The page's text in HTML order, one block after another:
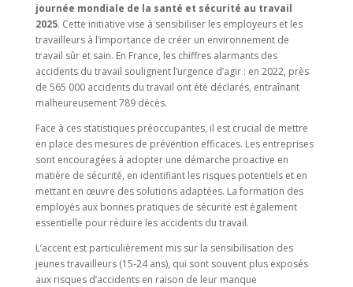
journée mondiale de la santé et sécurité au travail
2025. Cette initiative vise à sensibiliser les employeurs et les
travailleurs à l’importance de créer un environnement de
travail sûr et sain. En France, les chiffres alarmants des
accidents du travail soulignent l’urgence d’agir : en 2022, près
de 565 000 accidents du travail ont été déclarés, entraînant
malheureusement 789 décès.
Face à ces statistiques préoccupantes, il est crucial de mettre
en place des mesures de prévention efficaces. Les entreprises
sont encouragées à adopter une démarche proactive en
matière de sécurité, en identifiant les risques potentiels et en
mettant en œuvre des solutions adaptées. La formation des
employés aux bonnes pratiques de sécurité est également
essentielle pour réduire les accidents du travail.
L’accent est particulièrement mis sur la sensibilisation des
jeunes travailleurs (15-24 ans), qui sont souvent plus exposés
aux risques d’accidents en raison de leur manque